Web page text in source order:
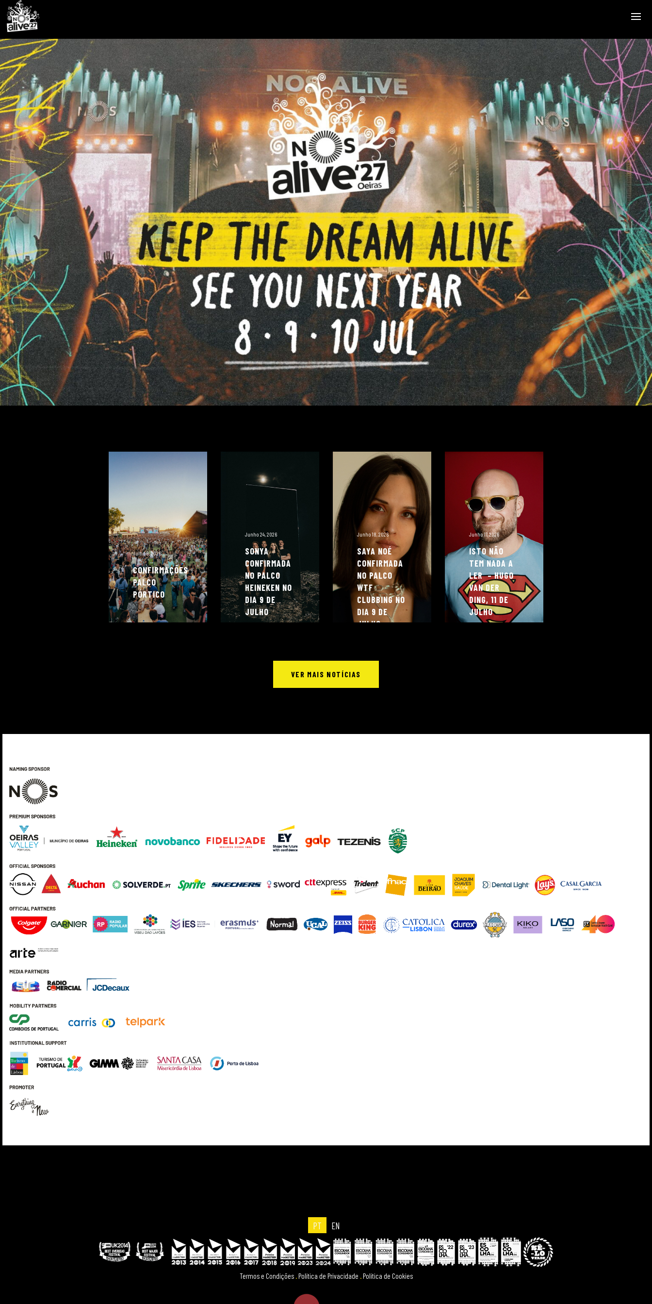
Julho 9, 2026
CONFIRMAÇÕES
PALCO
PÓRTICO
Junho 24, 2026
SONYA
CONFIRMADA
NO PALCO
HEINEKEN NO
DIA 9 DE
JULHO
Junho 18, 2026
SAYA NOÉ
CONFIRMADA
NO PALCO
WTF
CLUBBING NO
DIA 9 DE
JULHO
Junho 17, 2026
ISTO NÃO
TEM NADA A
LER – HUGO
VAN DER
DING, 11 DE
JULHO
VER MAIS NOTÍCIAS
PT EN
Termos e Condições .Política de Privacidade .Política de Cookies